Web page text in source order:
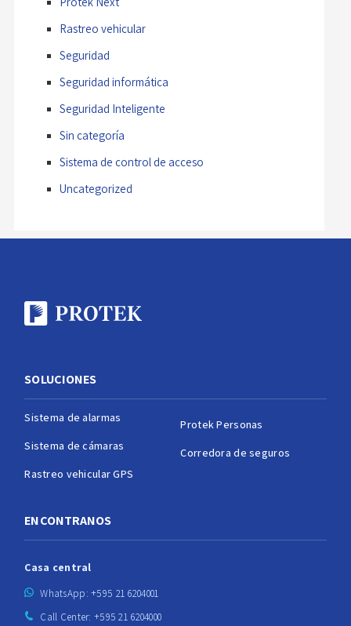
Rastreo vehicular
Seguridad
Seguridad informática
Seguridad Inteligente
Sin categoría
Sistema de control de acceso
Uncategorized
SOLUCIONES
Sistema de alarmas
Sistema de cámaras
Rastreo vehicular GPS
Protek Personas
Corredora de seguros
ENCONTRANOS
Casa central
WhatsApp: +595 21 6204001
Call Center: +595 21 6204000